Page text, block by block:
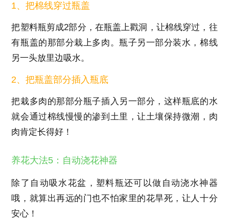
1、把棉线穿过瓶盖
把塑料瓶剪成2部分，在瓶盖上戳洞，让棉线穿过，往
有瓶盖的那部分栽上多肉。瓶子另一部分装水，棉线
另一头放里边吸水。
2、把瓶盖部分插入瓶底
把栽多肉的那部分瓶子插入另一部分，这样瓶底的水
就会通过棉线慢慢的渗到土里，让土壤保持微潮，肉
肉肯定长得好！
养花大法5：自动浇花神器
除了自动吸水花盆，塑料瓶还可以做自动浇水神器
哦，就算出再远的门也不怕家里的花旱死，让人十分
安心！